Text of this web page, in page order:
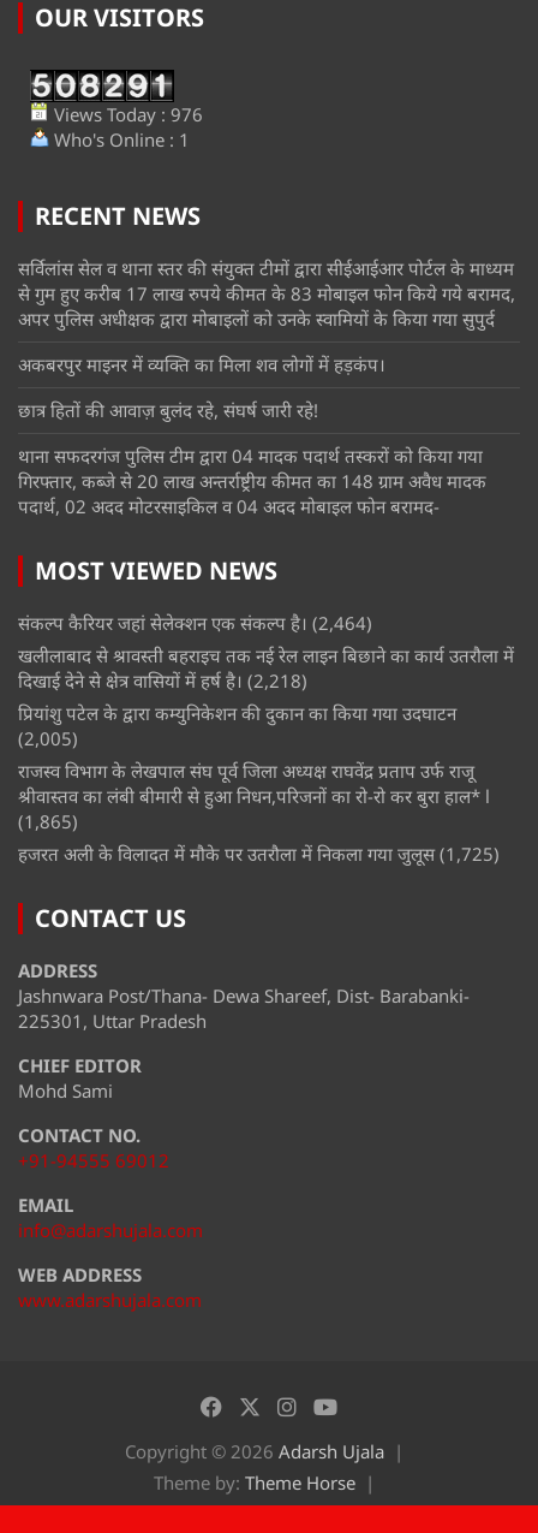
OUR VISITORS
Views Today : 976
Who's Online : 1
RECENT NEWS
सर्विलांस सेल व थाना स्तर की संयुक्त टीमों द्वारा सीईआईआर पोर्टल के माध्यम
से गुम हुए करीब 17 लाख रुपये कीमत के 83 मोबाइल फोन किये गये बरामद,
अपर पुलिस अधीक्षक द्वारा मोबाइलों को उनके स्वामियों के किया गया सुपुर्द
अकबरपुर माइनर में व्यक्ति का मिला शव लोगों में हड़कंप।
छात्र हितों की आवाज़ बुलंद रहे, संघर्ष जारी रहे!
थाना सफदरगंज पुलिस टीम द्वारा 04 मादक पदार्थ तस्करों को किया गया
गिरफ्तार, कब्जे से 20 लाख अन्तर्राष्ट्रीय कीमत का 148 ग्राम अवैध मादक
पदार्थ, 02 अदद मोटरसाइकिल व 04 अदद मोबाइल फोन बरामद-
MOST VIEWED NEWS
संकल्प कैरियर जहां सेलेक्शन एक संकल्प है। (2,464)
खलीलाबाद से श्रावस्ती बहराइच तक नई रेल लाइन बिछाने का कार्य उतरौला में
दिखाई देने से क्षेत्र वासियों में हर्ष है। (2,218)
प्रियांशु पटेल के द्वारा कम्युनिकेशन की दुकान का किया गया उदघाटन
(2,005)
राजस्व विभाग के लेखपाल संघ पूर्व जिला अध्यक्ष राघवेंद्र प्रताप उर्फ राजू
श्रीवास्तव का लंबी बीमारी से हुआ निधन,परिजनों का रो-रो कर बुरा हाल* l
(1,865)
हजरत अली के विलादत में मौके पर उतरौला में निकला गया जुलूस (1,725)
CONTACT US
ADDRESS
Jashnwara Post/Thana- Dewa Shareef, Dist- Barabanki-
225301, Uttar Pradesh
CHIEF EDITOR
Mohd Sami
CONTACT NO.
+91-94555 69012
EMAIL
info@adarshujala.com
WEB ADDRESS
www.adarshujala.com
Copyright © 2026 Adarsh Ujala
Theme by: Theme Horse